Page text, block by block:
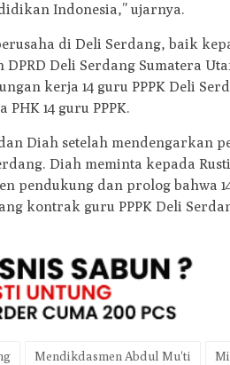
Indonesia,” ujarnya.
di Deli Serdang, baik
Deli Serdang Sumatera
kerja 14 guru PPPK Deli
14 guru PPPK.
Diah setelah mendengarkan
Diah meminta kepada
pendukung dan prolog bahwa
kontrak guru PPPK Deli
Mendikdasmen Abdul Mu'ti